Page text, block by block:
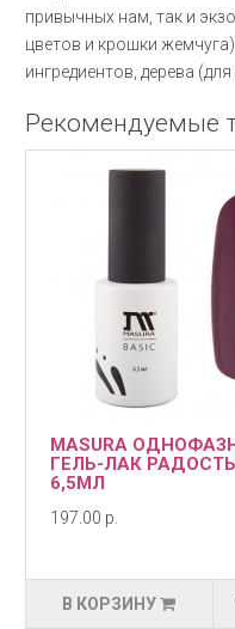
привычных нам, так и
цветов и крошки
ингредиентов, дерева
Рекомендуемые
MASURA
ГЕЛЬ-ЛАК
6,5МЛ
197.00 р.
В КОРЗИНУ